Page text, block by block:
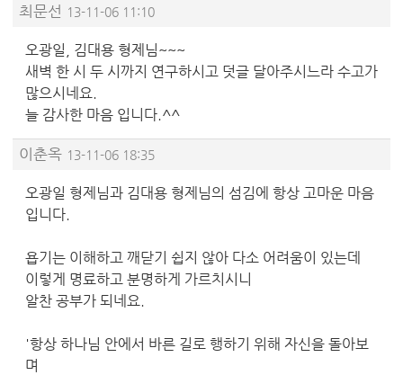
최문선 13-11-06 11:10
오광일, 김대용 형제님~~~
새벽 한 시 두 시까지 연구하시고 덧글 달아주시느라 수고가
많으시네요.
늘 감사한 마음 입니다.^^
이춘옥 13-11-06 18:35
오광일 형제님과 김대용 형제님의 섬김에 항상 고마운 마음
입니다.
욥기는 이해하고 깨닫기 쉽지 않아 다소 어려움이 있는데
이렇게 명료하고 분명하게 가르치시니
알찬 공부가 되네요.
'항상 하나님 안에서 바른 길로 행하기 위해 자신을 돌아보
며